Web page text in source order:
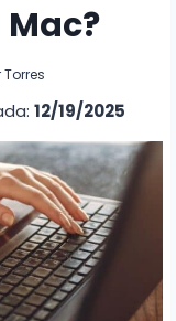
12/19/2025